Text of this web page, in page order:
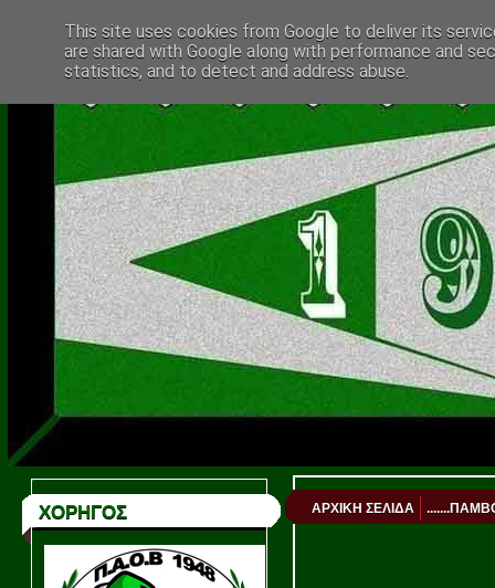
ΧΟΡΗΓΟΣ ΑΡΧΙΚΗ ΣΕΛΙΔΑ
This site uses cookies from Google to deliver its
are shared with Google along with performance and
statistics, and to detect and address abuse.